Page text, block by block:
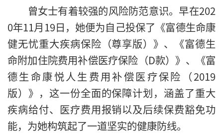
曾女士有着较强的风险防范意识。早在202
0年11月19日，她便为自己投保了《富德生命康
健无忧重大疾病保险（尊享版）》、《富德生
命附加住院费用补偿医疗保险（D款）》、《富
德生命康悦人生费用补偿医疗保险（2019
版）》，这一份全面的保障计划，涵盖了重大
疾病给付、医疗费用报销以及后续保费豁免功
能，为她构筑起了一道坚实的健康防线。